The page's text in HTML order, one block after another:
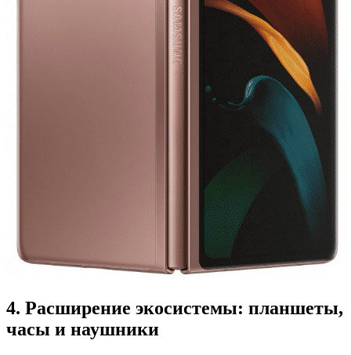
4. Расширение экосистемы: планшеты,
часы и наушники